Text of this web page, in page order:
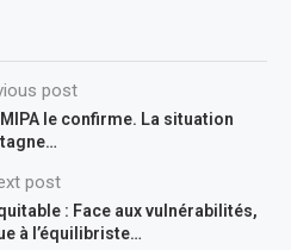
post
le confirme. La situation
post
: Face aux vulnérabilités,
à l’équilibriste…